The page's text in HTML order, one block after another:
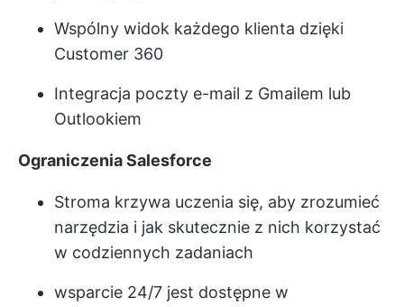
Wspólny widok każdego klienta dzięki
Customer 360
Integracja poczty e-mail z Gmailem lub
Outlookiem
Ograniczenia Salesforce
Stroma krzywa uczenia się, aby zrozumieć
narzędzia i jak skutecznie z nich korzystać
w codziennych zadaniach
wsparcie 24/7 jest dostępne w